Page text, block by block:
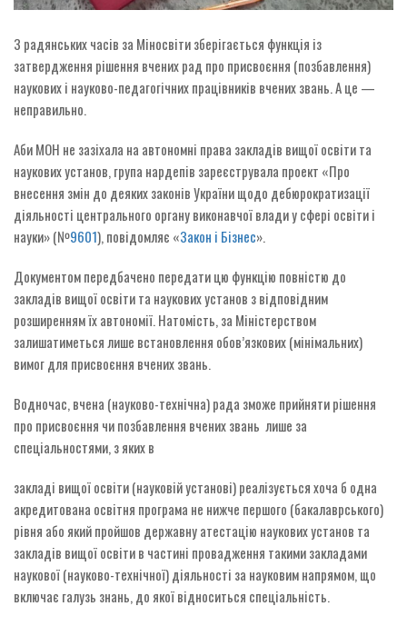
З радянських часів за Міносвіти зберігається функція із
затвердження рішення вчених рад про присвоєння (позбавлення)
наукових і науково-педагогічних працівників вчених звань. А це —
неправильно.
Аби МОН не зазіхала на автономні права закладів вищої освіти та
наукових установ, група нардепів зареєструвала проект «Про
внесення змін до деяких законів України щодо дебюрократизації
діяльності центрального органу виконавчої влади у сфері освіти і
науки» (№9601), повідомляє «Закон і Бізнес».
Документом передбачено передати цю функцію повністю до
закладів вищої освіти та наукових установ з відповідним
розширенням їх автономії. Натомість, за Міністерством
залишатиметься лише встановлення обов’язкових (мінімальних)
вимог для присвоєння вчених звань.
Водночас, вчена (науково-технічна) рада зможе прийняти рішення
про присвоєння чи позбавлення вчених звань лише за
спеціальностями, з яких в
закладі вищої освіти (науковій установі) реалізується хоча б одна
акредитована освітня програма не нижче першого (бакалаврського)
рівня або який пройшов державну атестацію наукових установ та
закладів вищої освіти в частині провадження такими закладами
наукової (науково-технічної) діяльності за науковим напрямом, що
включає галузь знань, до якої відноситься спеціальність.